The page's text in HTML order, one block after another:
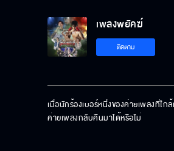
เพลงพยัคฆ์
ติดตาม
เมื่อนักร้องเบอร์หนึ่งของค่ายเพลงที่ใ
ค่ายเพลงกลับคืนมาได้หรือไม่